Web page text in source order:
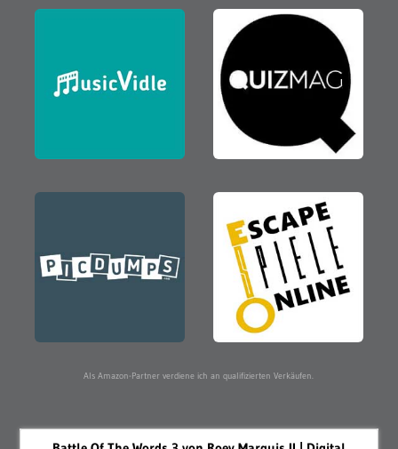
Als Amazon-Partner verdiene ich an qualifizierten Verkäufen.